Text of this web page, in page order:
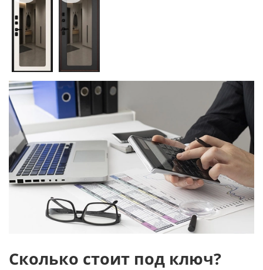
Сколько стоит под ключ?